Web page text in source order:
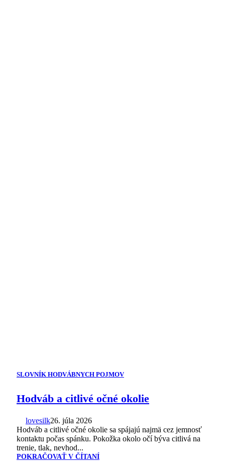
SLOVNÍK HODVÁBNYCH POJMOV
Hodváb a citlivé očné okolie
lovesilk26. júla 2026
Hodváb a citlivé očné okolie sa spájajú najmä cez jemnosť
kontaktu počas spánku. Pokožka okolo očí býva citlivá na
trenie, tlak, nevhod...
POKRAČOVAŤ V ČÍTANÍ